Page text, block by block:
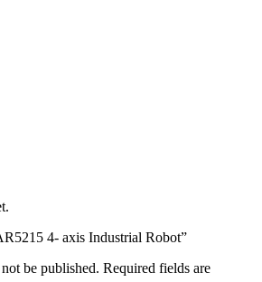
4- axis Industrial Robot”
be published. Required fields are